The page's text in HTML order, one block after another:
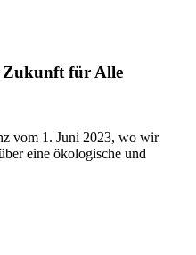
Zukunft für Alle
vom 1. Juni 2023, wo wir
eine ökologische und